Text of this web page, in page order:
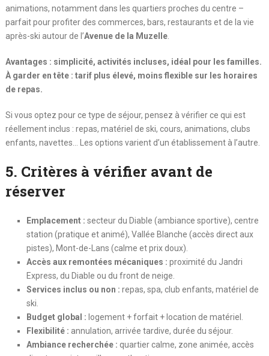
animations, notamment dans les quartiers proches du centre –
parfait pour profiter des commerces, bars, restaurants et de la vie
après-ski autour de l’Avenue de la Muzelle.
Avantages : simplicité, activités incluses, idéal pour les familles.
À garder en tête : tarif plus élevé, moins flexible sur les horaires
de repas.
Si vous optez pour ce type de séjour, pensez à vérifier ce qui est
réellement inclus : repas, matériel de ski, cours, animations, clubs
enfants, navettes… Les options varient d’un établissement à l’autre.
5. Critères à vérifier avant de
réserver
Emplacement : secteur du Diable (ambiance sportive), centre
station (pratique et animé), Vallée Blanche (accès direct aux
pistes), Mont-de-Lans (calme et prix doux).
Accès aux remontées mécaniques : proximité du Jandri
Express, du Diable ou du front de neige.
Services inclus ou non : repas, spa, club enfants, matériel de
ski.
Budget global : logement + forfait + location de matériel.
Flexibilité : annulation, arrivée tardive, durée du séjour.
Ambiance recherchée : quartier calme, zone animée, accès